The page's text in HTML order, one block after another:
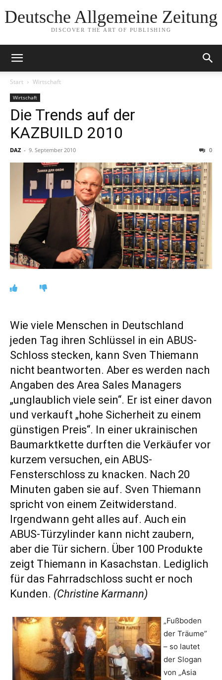
Deutsche Allgemeine Zeitung
DISCOVER THE ART OF PUBLISHING
Start Wirtschaft
Wirtschaft
Die Trends auf der
KAZBUILD 2010
DAZ - 9. September 2010 0
Wie viele Menschen in Deutschland
jeden Tag ihren Schlüssel in ein ABUS-
Schloss stecken, kann Sven Thiemann
nicht beantworten. Aber es werden nach
Angaben des Area Sales Managers
„unglaublich viele sein“. Er ist einer davon
und verkauft „hohe Sicherheit zu einem
günstigen Preis“. In einer ukrainischen
Baumarktkette durften die Verkäufer vor
kurzem versuchen, ein ABUS-
Fensterschloss zu knacken. Nach 20
Minuten gaben sie auf. Sven Thiemann
spricht von einem Zeitwiderstand.
Irgendwann geht alles auf. Auch ein
ABUS-Türzylinder kann nicht zaubern,
aber die Tür sichern. Über 100 Produkte
zeigt Thiemann in Kasachstan. Lediglich
für das Fahrradschloss sucht er noch
Kunden. (Christine Karmann)
„Fußboden
der Träume”
– so lautet
der Slogan
von „Asia